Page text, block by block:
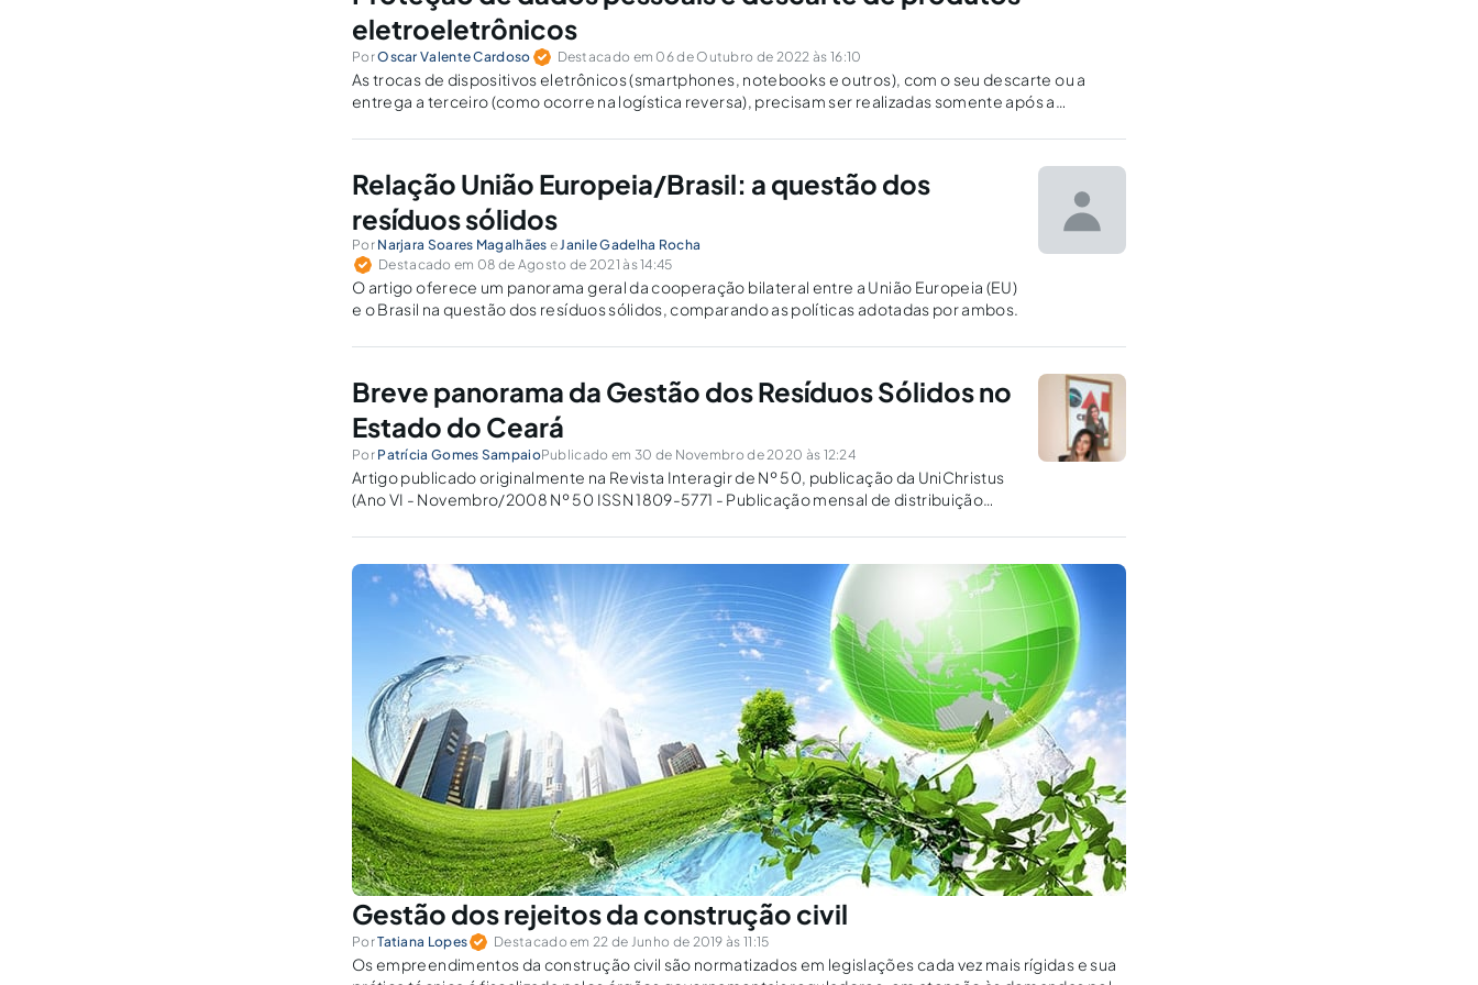
eletroeletrônicos
PorOscar Valente Cardoso Destacado em 06 de Outubro de 2022 às 16:10
As trocas de dispositivos eletrônicos (smartphones, notebooks e outros), com o seu descarte ou a
entrega a terceiro (como ocorre na logística reversa), precisam ser realizadas somente após a
Relação União Europeia/Brasil: a questão dos
resíduos sólidos
Por Narjara Soares Magalhães eJanile Gadelha Rocha
Destacado em 08 de Agosto de 2021 às 14:45
O artigo oferece um panorama geral da cooperação bilateral entre a União Europeia (EU)
e o Brasil na questão dos resíduos sólidos, comparando as políticas adotadas por ambos.
Breve panorama da Gestão dos Resíduos Sólidos no
Estado do Ceará
Por Patrícia Gomes SampaioPublicado em 30 de Novembro de 2020 às 12:24
Artigo publicado originalmente na Revista Interagir de Nº 50, publicação da UniChristus
(Ano VI - Novembro/2008 Nº 50 ISSN 1809-5771 - Publicação mensal de distribuição
Gestão dos rejeitos da construção civil
PorTatiana Lopes Destacado em 22 de Junho de 2019 às 11:15
Os empreendimentos da construção civil são normatizados em legislações cada vez mais rígidas e sua